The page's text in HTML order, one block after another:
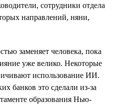
сотрудники отдела
направлений, няни,
заменяет человека, пока
уже велико. Некоторые
использование ИИ.
банков это сделали из-за
образования Нью-